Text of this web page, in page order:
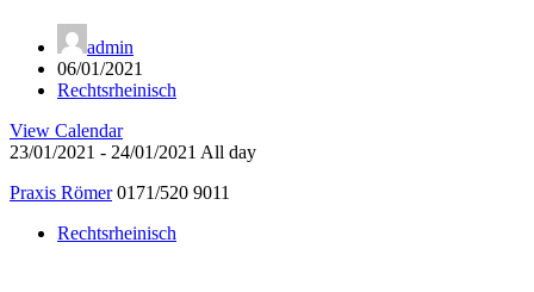
admin
06/01/2021
Rechtsrheinisch
View Calendar
23/01/2021 - 24/01/2021 All day
Praxis Römer0171/520 9011
Rechtsrheinisch